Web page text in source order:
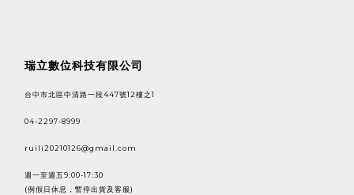
瑞立數位科技有限公司
台中市北區中清路一段447號12樓之1
04-2297-8999
ruili20210126@gmail.com
週一至週五9:00-17:30
(例假日休息，暫停出貨及客服)